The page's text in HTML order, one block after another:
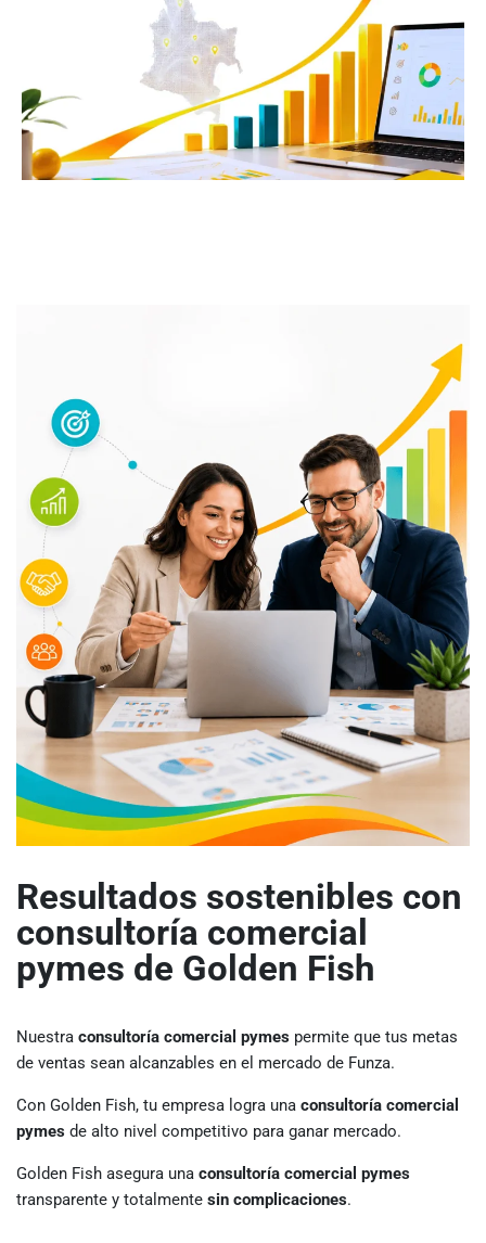
Resultados sostenibles con
consultoría comercial
pymes de Golden Fish
Nuestra consultoría comercial pymes permite que tus metas
de ventas sean alcanzables en el mercado de Funza.
Con Golden Fish, tu empresa logra una consultoría comercial
pymes de alto nivel competitivo para ganar mercado.
Golden Fish asegura una consultoría comercial pymes
transparente y totalmente sin complicaciones.